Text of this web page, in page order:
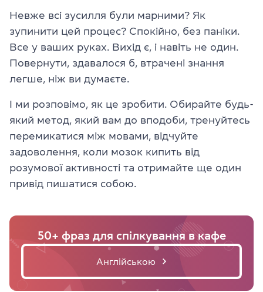
Невже всі зусилля були марними? Як
зупинити цей процес? Спокійно, без паніки.
Все у ваших руках. Вихід є, і навіть не один.
Повернути, здавалося б, втрачені знання
легше, ніж ви думаєте.
І ми розповімо, як це зробити. Обирайте будь-
який метод, який вам до вподоби, тренуйтесь
перемикатися між мовами, відчуйте
задоволення, коли мозок кипить від
розумової активності та отримайте ще один
привід пишатися собою.
50+ фраз для спілкування в кафе
Англійською